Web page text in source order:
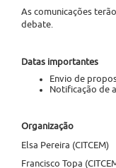
As comunicações
debate.
Datas importantes
Envio de
Notificação de
Organização
Elsa Pereira (CITCEM)
Francisco Topa